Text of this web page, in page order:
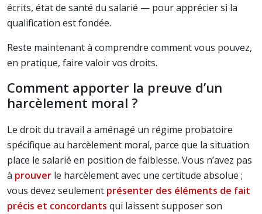
écrits, état de santé du salarié — pour apprécier si la
qualification est fondée.
Reste maintenant à comprendre comment vous pouvez,
en pratique, faire valoir vos droits.
Comment apporter la preuve d’un
harcèlement moral ?
Le droit du travail a aménagé un régime probatoire
spécifique au harcèlement moral, parce que la situation
place le salarié en position de faiblesse. Vous n’avez pas
à prouver le harcèlement avec une certitude absolue ;
vous devez seulement présenter des éléments de fait
précis et concordants qui laissent supposer son